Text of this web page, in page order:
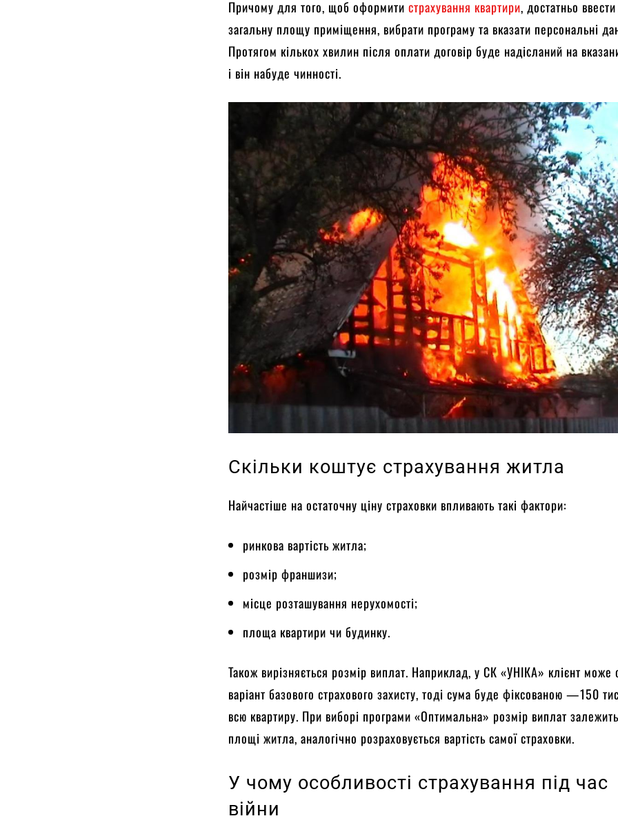
Причому для того, щоб оформитистрахування квартири, достатньо
загальну площу приміщення, вибрати програму та вказати персональні
Протягом кількох хвилин після оплати договір буде надісланий на
і він набуде чинності.
Скільки коштує страхування житла
Найчастіше на остаточну ціну страховки впливають такі фактори:
ринкова вартість житла;
розмір франшизи;
місце розташування нерухомості;
площа квартири чи будинку.
Також вирізняється розмір виплат. Наприклад, у СК «УНІКА» клієнт може
варіант базового страхового захисту, тоді сума буде фіксованою —150
всю квартиру. При виборі програми «Оптимальна» розмір виплат
площі житла, аналогічно розраховується вартість самої страховки.
У чому особливості страхування під час
війни